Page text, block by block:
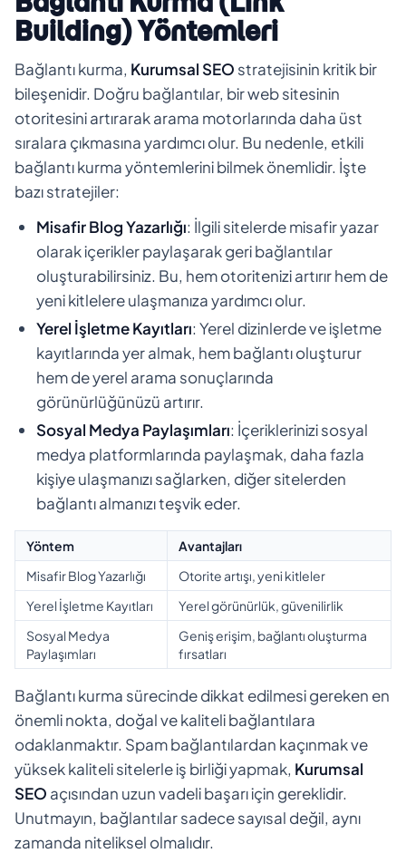
Building) Yöntemleri
Bağlantı kurma, Kurumsal SEO stratejisinin kritik bir
bileşenidir. Doğru bağlantılar, bir web sitesinin
otoritesini artırarak arama motorlarında daha üst
sıralara çıkmasına yardımcı olur. Bu nedenle, etkili
bağlantı kurma yöntemlerini bilmek önemlidir. İşte
bazı stratejiler:
Misafir Blog Yazarlığı: İlgili sitelerde misafir yazar
olarak içerikler paylaşarak geri bağlantılar
oluşturabilirsiniz. Bu, hem otoritenizi artırır hem de
yeni kitlelere ulaşmanıza yardımcı olur.
Yerel İşletme Kayıtları: Yerel dizinlerde ve işletme
kayıtlarında yer almak, hem bağlantı oluşturur
hem de yerel arama sonuçlarında
görünürlüğünüzü artırır.
Sosyal Medya Paylaşımları: İçeriklerinizi sosyal
medya platformlarında paylaşmak, daha fazla
kişiye ulaşmanızı sağlarken, diğer sitelerden
bağlantı almanızı teşvik eder.
Yöntem
Avantajları
Misafir Blog Yazarlığı
Otorite artışı, yeni kitleler
Yerel İşletme Kayıtları
Yerel görünürlük, güvenilirlik
Sosyal Medya
Paylaşımları
Geniş erişim, bağlantı oluşturma
fırsatları
Bağlantı kurma sürecinde dikkat edilmesi gereken en
önemli nokta, doğal ve kaliteli bağlantılara
odaklanmaktır. Spam bağlantılardan kaçınmak ve
yüksek kaliteli sitelerle iş birliği yapmak, Kurumsal
SEO açısından uzun vadeli başarı için gereklidir.
Unutmayın, bağlantılar sadece sayısal değil, aynı
zamanda niteliksel olmalıdır.